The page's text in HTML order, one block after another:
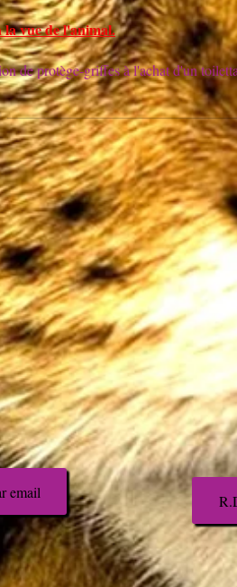
la vue de l'animal.
de protège-griffes à l'achat d'un
email